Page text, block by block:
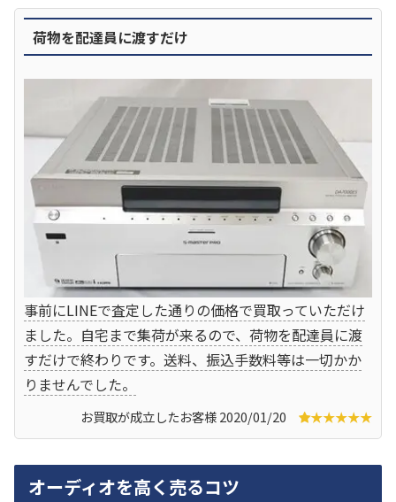
荷物を配達員に渡すだけ
事前にLINEで査定した通りの価格で買取っていただけ
ました。自宅まで集荷が来るので、荷物を配達員に渡
すだけで終わりです。送料、振込手数料等は一切かか
りませんでした。
お買取が成立したお客様 2020/01/20 ★★★★★
オーディオを高く売るコツ